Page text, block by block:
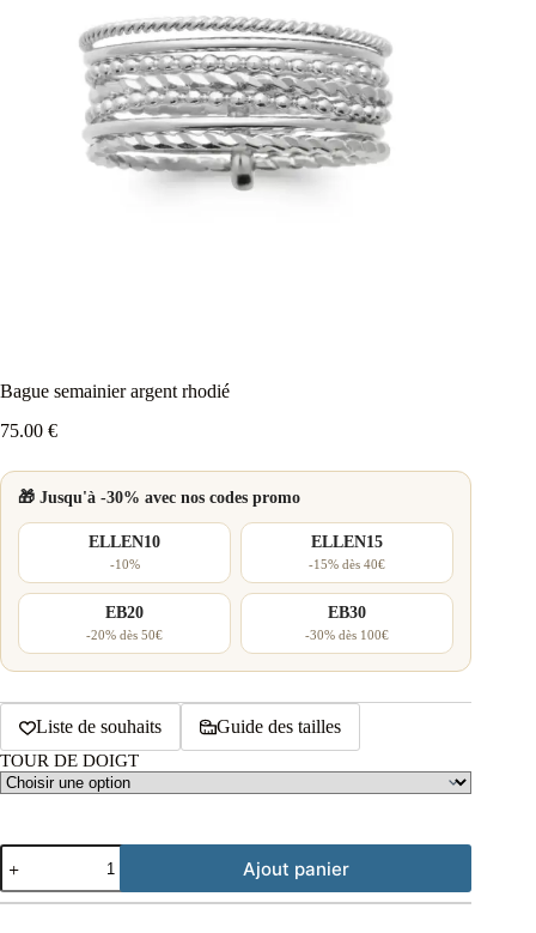
Bague semainier argent rhodié
75.00 €
🎁 Jusqu'à -30% avec nos codes promo
ELLEN10
-10%
ELLEN15
-15% dès 40€
EB20
-20% dès 50€
EB30
-30% dès 100€
Liste de souhaits Guide des tailles
TOUR DE DOIGT
quantité
de
Bague
Ajout panier